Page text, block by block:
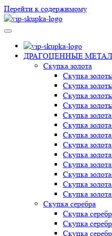
Перейти к содержимому
ДРАГОЦЕННЫЕ
Скупка золота
Скупка
Скупка
Скупка
Скупка
Скупка
Скупка
Скупка
Скупка
Скупка
Скупка
Скупка
Скупка
Скупка
Скупка серебра
Скупка
Скупка
Скупка